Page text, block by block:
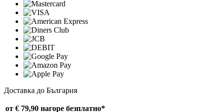
Доставка до България
от € 79,90 нагоре безплатно*